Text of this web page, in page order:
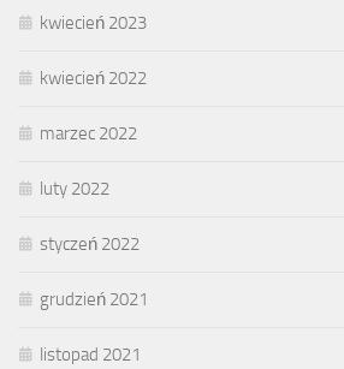
kwiecień 2023
kwiecień 2022
marzec 2022
luty 2022
styczeń 2022
grudzień 2021
listopad 2021